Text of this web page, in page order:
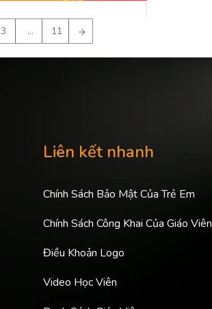
Điều
hướng
3 … 11
Liên kết nhanh
Chính Sách Bảo Mật Của Trẻ Em
Chính Sách Công Khai Của Giáo Viên
Điều Khoản Logo
Video Học Viên